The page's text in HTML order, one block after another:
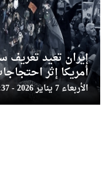
إيران تعيد تعريف
أمريكا إثر
الأربعاء 7 يناير 2026 - 13:27:37